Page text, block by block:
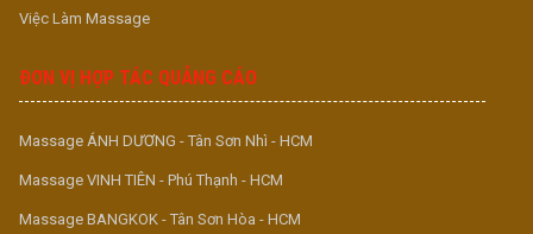
Việc Làm Massage
ĐƠN VỊ HỢP TÁC QUẢNG CÁO
Massage ÁNH DƯƠNG - Tân Sơn Nhì - HCM
Massage VINH TIÊN - Phú Thạnh - HCM
Massage BANGKOK - Tân Sơn Hòa - HCM